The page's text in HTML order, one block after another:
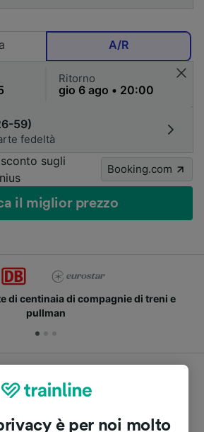
A/R
Ritorno
59)
fedeltà
sugli
Booking.com
il miglior prezzo
di centinaia di compagnie di treni e
pullman
pullman per viaggiare da
a Basel SBB, sei nel posto
è per noi molto